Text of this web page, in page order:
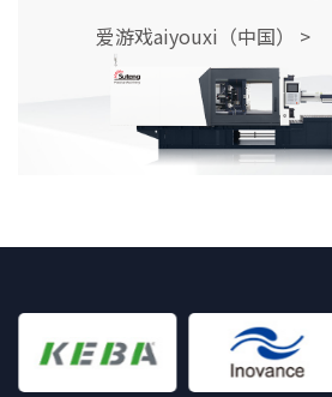
爱游戏aiyouxi（中国） >